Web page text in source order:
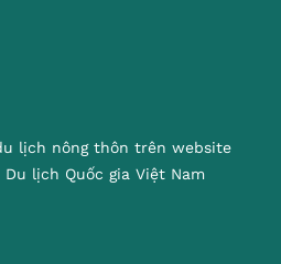
lịch nông thôn trên website
lịch Quốc gia Việt Nam